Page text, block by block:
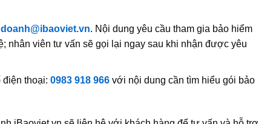
. Nội dung yêu cầu tham gia bảo hiểm
nhân viên tư vấn sẽ gọi lại ngay sau khi nhận được yêu
thoại: 0983 918 966với nội dung cần tìm hiểu gói bảo